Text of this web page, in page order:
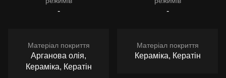
-
Матеріал покриття
Арганова олія,
Кераміка, Кератін
-
Матеріал покриття
Кераміка, Кератін